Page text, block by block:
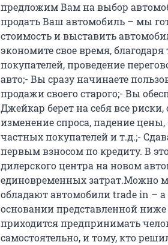
предложим Вам на выбор
продать Ваш автомобиль – мы
стоимость и выставить
экономите свое время,
покупателей, проведение
авто;- Вы сразу начинаете
продажи своего старого;- Вы
Джейкар берет на себя все
изменение спроса, падение
частных покупателей и т.д.;-
первым взносом по кредиту. В
дилерского центра на новом
единовременных затрат.Можно
обладают автомобили trade in –
основании представленной
приходится предпринимать
самостоятельно, и тому, кто